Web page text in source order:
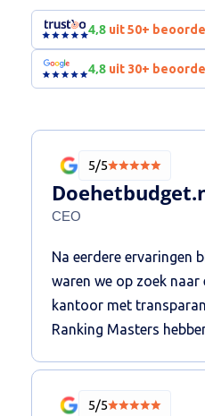
4,8uit 50+
4,8 uit 30+
5/5
CEO
Na eerdere ervaringen
waren we op zoek
kantoor met
Ranking Masters
zetten die buiten het
5/5